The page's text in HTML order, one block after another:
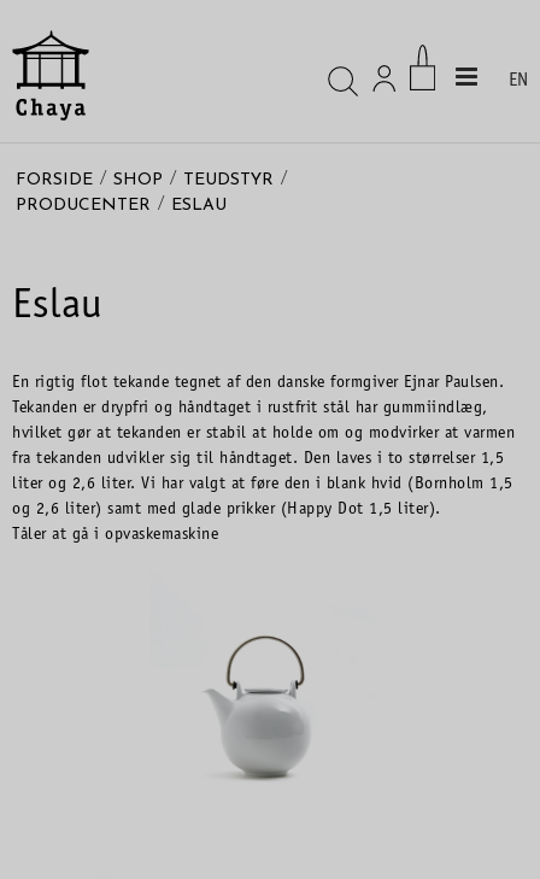
EN
FORSIDE / SHOP / TEUDSTYR /
PRODUCENTER / ESLAU
Eslau
En rigtig flot tekande tegnet af den danske formgiver Ejnar Paulsen.
Tekanden er drypfri og håndtaget i rustfrit stål har gummiindlæg,
hvilket gør at tekanden er stabil at holde om og modvirker at varmen
fra tekanden udvikler sig til håndtaget. Den laves i to størrelser 1,5
liter og 2,6 liter. Vi har valgt at føre den i blank hvid (Bornholm 1,5
og 2,6 liter) samt med glade prikker (Happy Dot 1,5 liter).
Tåler at gå i opvaskemaskine